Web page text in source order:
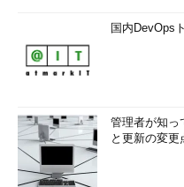
国内DevOps
管理者が知っ
と更新の変更